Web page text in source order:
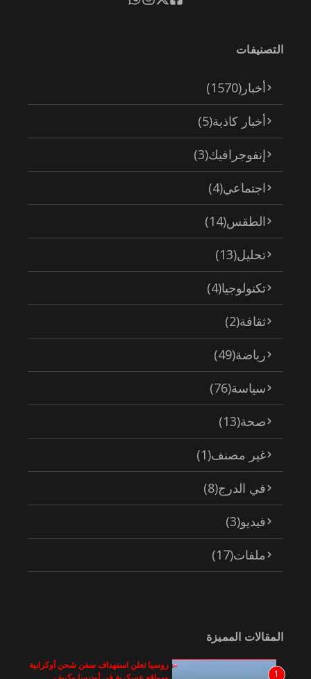
التصنيفات
أخبار (1570)
أخبار كاذبة(5)
إنفوجرافيك(3)
اجتماعي(4)
الطقس(14)
تحليل(13)
تكنولوجيا(4)
ثقافة(2)
رياضة(49)
سياسة(76)
صحة(13)
غير مصنف(1)
في الدرج(8)
فيديو(3)
ملفات(17)
المقالات المميزة
1
روسيا تعلن استهداف سفن شحن أوكرانية